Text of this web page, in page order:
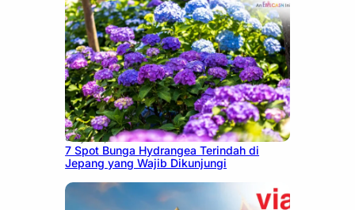
July 23, 2026
7 Spot Bunga Hydrangea Terindah di
Jepang yang Wajib Dikunjungi